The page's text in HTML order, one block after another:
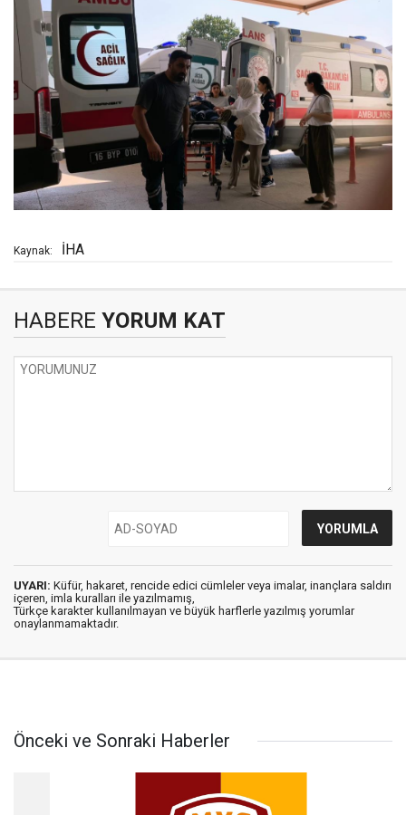
Kaynak: İHA
HABERE YORUM KAT
UYARI: Küfür, hakaret, rencide edici cümleler veya imalar, inançlara saldırı
içeren, imla kuralları ile yazılmamış,
Türkçe karakter kullanılmayan ve büyük harflerle yazılmış yorumlar
onaylanmamaktadır.
Önceki ve Sonraki Haberler